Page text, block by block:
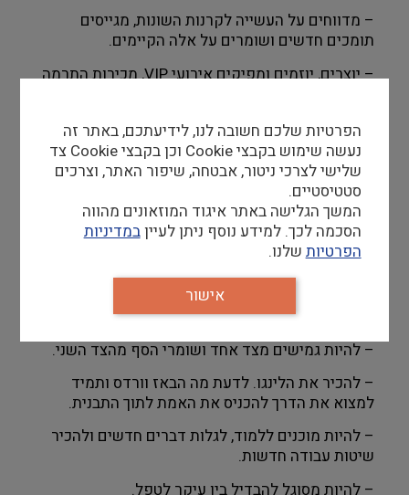
– מדווחים על העשייה לקרנות השונות, מגייסים
תומכים חדשים ושומרים על אלה הקיימים.
– יוצרים, יוזמים ומפיקים אירועי VIP, מכירות התרמה
– בונים, מחזיקים ומחזקים מערכת שיודעת מי תורם
למה, מתי ומתי אפשר לפנות אליו שוב לבקשת עוד
תרומה.
מהצריך?
– להיות ראש גדול, בלבוסטה ומסודר.
– לשחות באקסל, בטבלאות ובמערכות CRM.
– להיות גמישים מצד אחד ושומרי הסף מהצד השני.
– להכיר את הלינגו. לדעת מה הבאז וורדס ותמיד
למצוא את הדרך להכניס את האמת לתוך התבנית.
– להיות מוכנים ללמוד, לגלות דברים חדשים ולהכיר
שיטות עבודה חדשות.
– להיות מסוגל להבדיל בין עיקר לטפל.
הפרטיות שלכם חשובה לנו, לידיעתכם, באתר זה
נעשה שימוש בקבצי Cookie וכן בקבצי Cookie צד
שלישי לצרכי ניטור, אבטחה, שיפור האתר, וצרכים
סטטיסטיים.
המשך הגלישה באתר איגוד המוזאונים מהווה
הסכמה לכך. למידע נוסף ניתן לעייןבמדיניות
הפרטיות שלנו.
אישור